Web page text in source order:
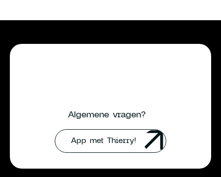
Algemene vragen?
App met Thierry!